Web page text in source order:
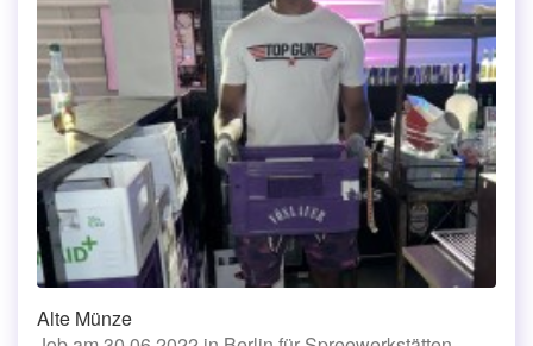
Alte Münze